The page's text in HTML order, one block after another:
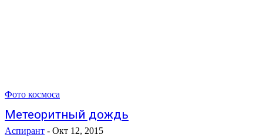
Фото космоса
Метеоритный дождь
Аспирант - Окт 12, 2015